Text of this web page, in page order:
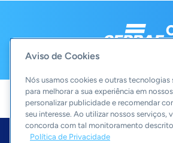
Aviso de Cookies
Nós usamos cookies e outras tecnologias
para melhorar a sua experiência em
personalizar publicidade e recomendar
seu interesse. Ao utilizar nossos serviços,
concorda com tal monitoramento
Política de Privacidade